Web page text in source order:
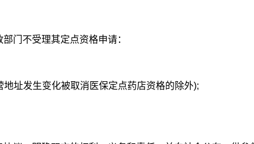
门不受理其定点资格申请：
址发生变化被取消医保定点药店资格的除外);